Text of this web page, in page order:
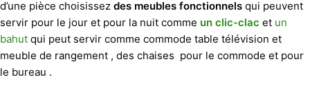
d’une pièce choisissez des meubles fonctionnels qui peuvent
servir pour le jour et pour la nuit comme un clic-clac et un
bahut qui peut servir comme commode table télévision et
meuble de rangement , des chaises pour le commode et pour
le bureau .